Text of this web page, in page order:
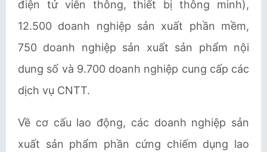
điện tử viễn thông, thiết bị thông minh),
12.500 doanh nghiệp sản xuất phần mềm,
750 doanh nghiệp sản xuất sản phẩm nội
dung số và 9.700 doanh nghiệp cung cấp các
dịch vụ CNTT.
Về cơ cấu lao động, các doanh nghiệp sản
xuất sản phẩm phần cứng chiếm dụng lao